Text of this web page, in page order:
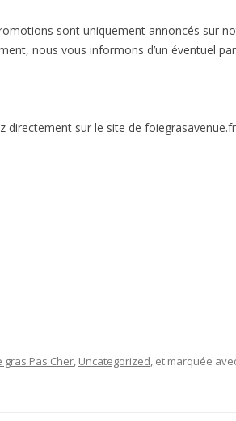
sont uniquement annoncés sur
nous vous informons d’un éventuel
directement sur le site de
gras Pas Cher, Uncategorized, et marquée